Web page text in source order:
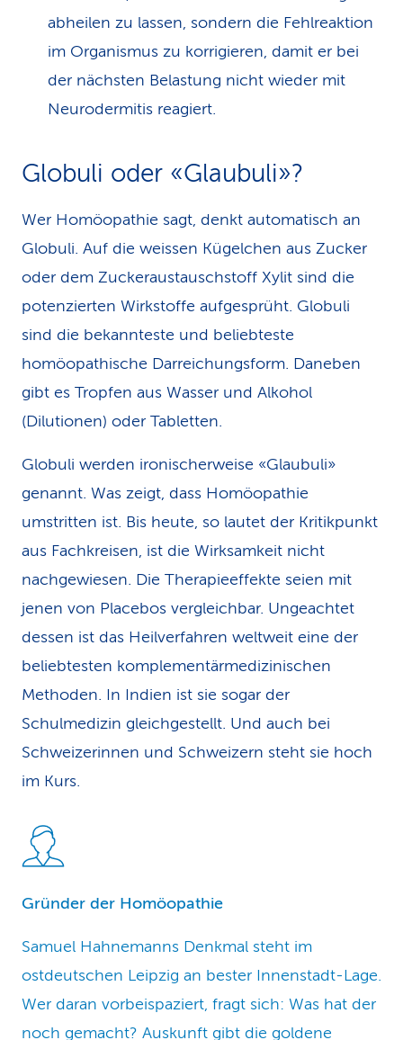
abheilen zu lassen, sondern die Fehlreaktion
im Organismus zu korrigieren, damit er bei
der nächsten Belastung nicht wieder mit
Neurodermitis reagiert.
Globuli oder «Glaubuli»?
Wer Homöopathie sagt, denkt automatisch an
Globuli. Auf die weissen Kügelchen aus Zucker
oder dem Zuckeraustauschstoff Xylit sind die
potenzierten Wirkstoffe aufgesprüht. Globuli
sind die bekannteste und beliebteste
homöopathische Darreichungsform. Daneben
gibt es Tropfen aus Wasser und Alkohol
(Dilutionen) oder Tabletten.
Globuli werden ironischerweise «Glaubuli»
genannt. Was zeigt, dass Homöopathie
umstritten ist. Bis heute, so lautet der Kritikpunkt
aus Fachkreisen, ist die Wirksamkeit nicht
nachgewiesen. Die Therapieeffekte seien mit
jenen von Placebos vergleichbar. Ungeachtet
dessen ist das Heilverfahren weltweit eine der
beliebtesten komplementärmedizinischen
Methoden. In Indien ist sie sogar der
Schulmedizin gleichgestellt. Und auch bei
Schweizerinnen und Schweizern steht sie hoch
im Kurs.
Gründer der Homöopathie
Samuel Hahnemanns Denkmal steht im
ostdeutschen Leipzig an bester Innenstadt-Lage.
Wer daran vorbeispaziert, fragt sich: Was hat der
noch gemacht? Auskunft gibt die goldene